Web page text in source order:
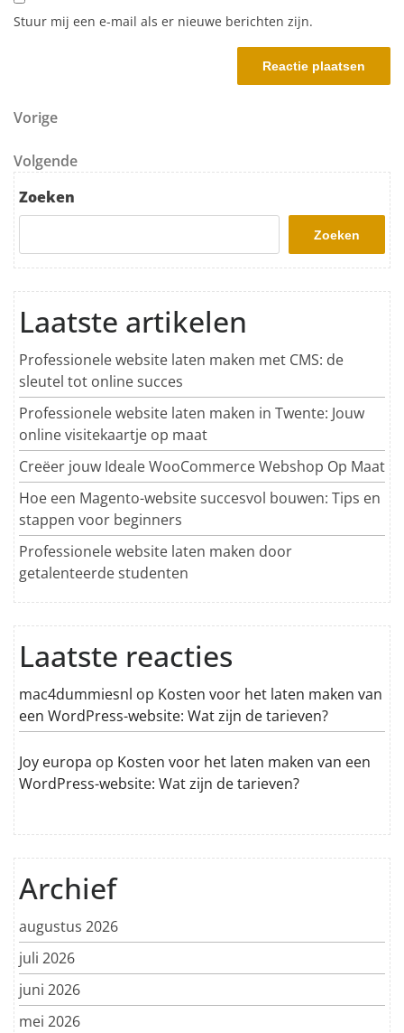
Stuur mij een e-mail als er nieuwe berichten zijn.
Berichtnavigatie
Vorig bericht
Vorige
Volgend bericht
Volgende
Zoeken
Zoeken
Laatste artikelen
Professionele website laten maken met CMS: de
sleutel tot online succes
Professionele website laten maken in Twente: Jouw
online visitekaartje op maat
Creëer jouw Ideale WooCommerce Webshop Op Maat
Hoe een Magento-website succesvol bouwen: Tips en
stappen voor beginners
Professionele website laten maken door
getalenteerde studenten
Laatste reacties
mac4dummiesnl op Kosten voor het laten maken van
een WordPress-website: Wat zijn de tarieven?
Joy europa op Kosten voor het laten maken van een
WordPress-website: Wat zijn de tarieven?
Archief
augustus 2026
juli 2026
juni 2026
mei 2026